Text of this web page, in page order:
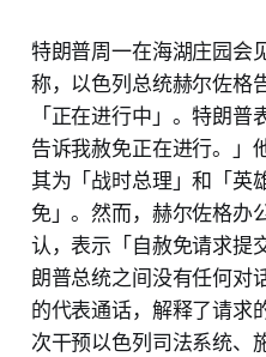
特朗普周一在海湖庄园会
称，以色列总统赫尔佐格
「正在进行中」。特朗
告诉我赦免正在进行。」
其为「战时总理」和「英
免」。然而，赫尔佐格办
认，表示「自赦免请求提
朗普总统之间没有任何对
的代表通话，解释了请求
次干预以色列司法系统、